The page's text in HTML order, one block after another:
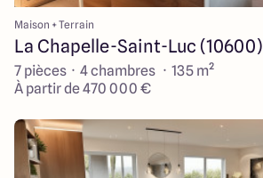
Maison + Terrain
La Chapelle-Saint-Luc (10600)
7 pièces · 4 chambres · 135 m²
À partir de 470 000 €